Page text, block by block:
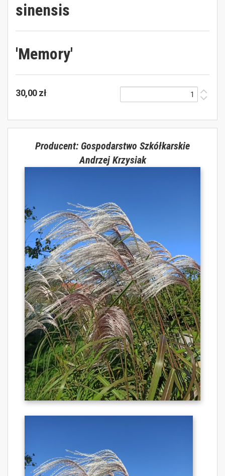
sinensis
'Memory'
30,00 zł
Producent: Gospodarstwo Szkółkarskie
Andrzej Krzysiak